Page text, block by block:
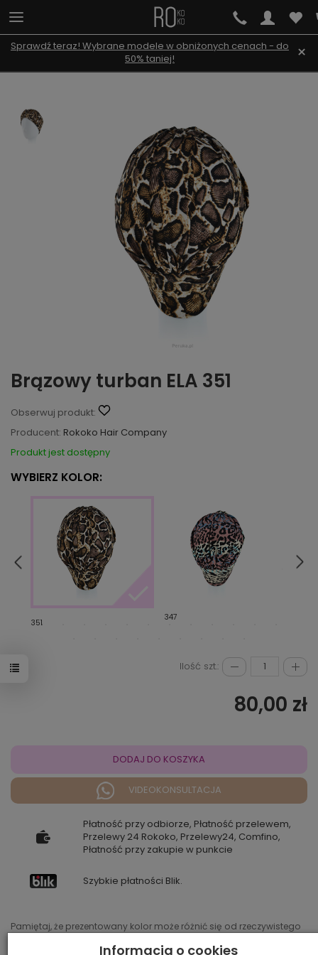
Sprawdź teraz! Wybrane modele w obniżonych cenach - do
50% taniej!
×
Brązowy turban ELA 351
Obserwuj produkt:
Producent: Rokoko Hair Company
Produkt jest dostępny
WYBIERZ KOLOR:
351
347
Ilość szt.:
80,00 zł
DODAJ DO KOSZYKA
VIDEOKONSULTACJA
Płatność przy odbiorze, Płatność przelewem,
Przelewy 24 Rokoko, Przelewy24, Comfino,
Płatność przy zakupie w punkcie
Szybkie płatności Blik.
Pamiętaj, że prezentowany kolor może różnić się od rzeczywistego
Informacja o cookies